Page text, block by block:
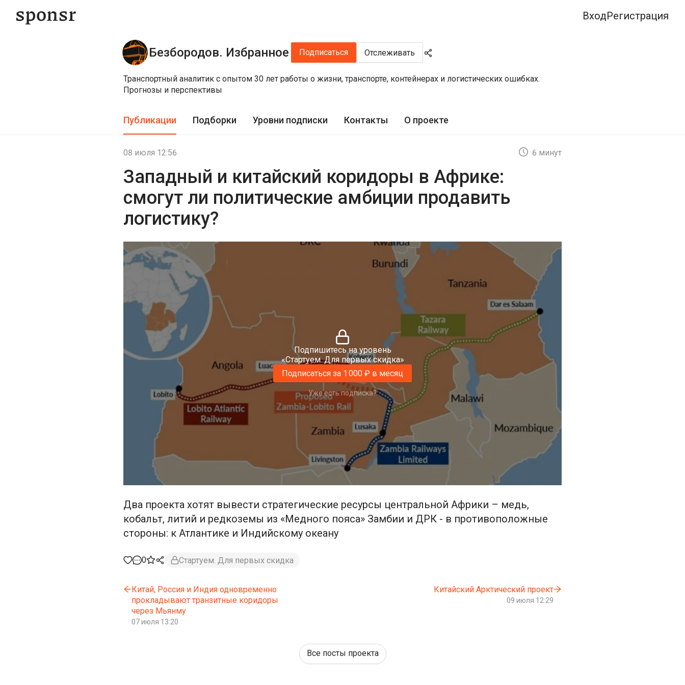
ВходРегистрация
Безбородов. Избранное Подписаться Отслеживать
Транспортный аналитик с опытом 30 лет работы о жизни, транспорте, контейнерах и логистических ошибках.
Прогнозы и перспективы
Публикации Подборки Уровни подписки Контакты О проекте
08 июля 12:56 6 минут
Западный и китайский коридоры в Африке:
смогут ли политические амбиции продавить
логистику?
Подпишитесь на уровень
«Стартуем. Для первых скидка»
Подписаться за 1 000 ₽ в месяц
Уже есть подписка?
Два проекта хотят вывести стратегические ресурсы центральной Африки – медь,
кобальт, литий и редкоземы из «Медного пояса» Замбии и ДРК - в противоположные
стороны: к Атлантике и Индийскому океану
0 Стартуем. Для первых скидка
Китай, Россия и Индия одновременно
прокладывают транзитные коридоры
через Мьянму
07 июля 13:20
Китайский Арктический проект
09 июля 12:29
Все посты проекта